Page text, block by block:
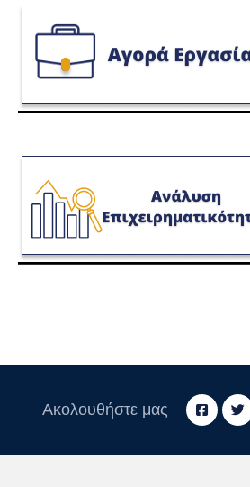
Ακολουθήστε μας